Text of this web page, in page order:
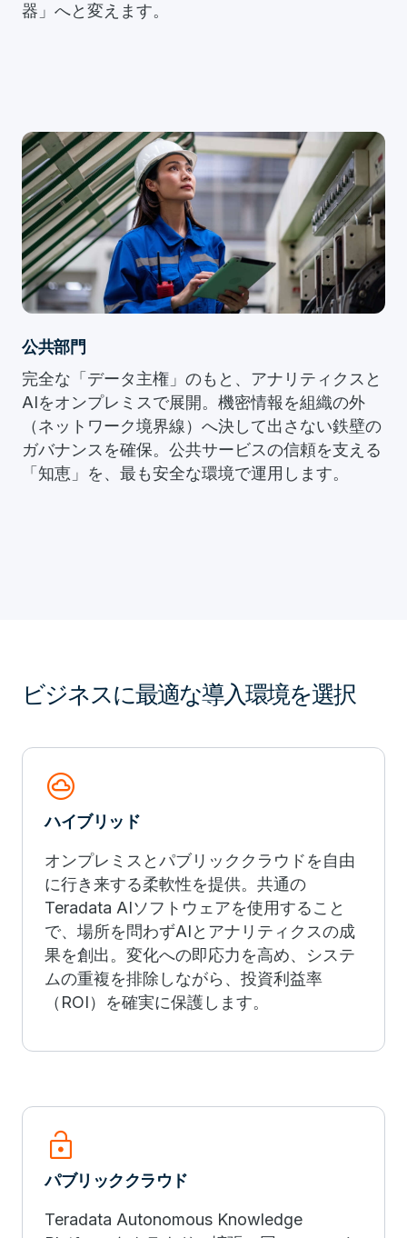
器」へと変えます。
公共部門
完全な「データ主権」のもと、アナリティクスと
AIをオンプレミスで展開。機密情報を組織の外
（ネットワーク境界線）へ決して出さない鉄壁の
ガバナンスを確保。公共サービスの信頼を支える
「知恵」を、最も安全な環境で運用します。
ビジネスに最適な導入環境を選択
cloud_circle
ハイブリッド
オンプレミスとパブリッククラウドを自由
に行き来する柔軟性を提供。共通の
Teradata AIソフトウェアを使用すること
で、場所を問わずAIとアナリティクスの成
果を創出。変化への即応力を高め、システ
ムの重複を排除しながら、投資利益率
（ROI）を確実に保護します。
lock_open
パブリッククラウド
Teradata Autonomous Knowledge